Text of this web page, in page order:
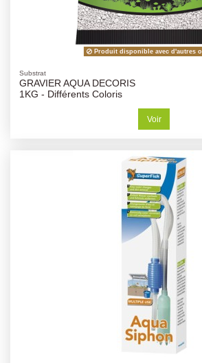
Produit disponible avec d'autres
Substrat
GRAVIER AQUA DECORIS
1KG - Différents Coloris
Voir